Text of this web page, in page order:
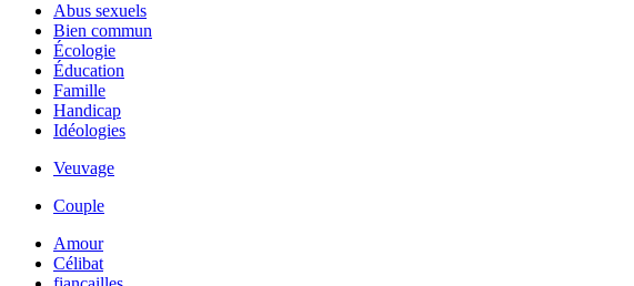
Abus sexuels
Bien commun
Écologie
Éducation
Famille
Handicap
Idéologies
Veuvage
Couple
Amour
Célibat